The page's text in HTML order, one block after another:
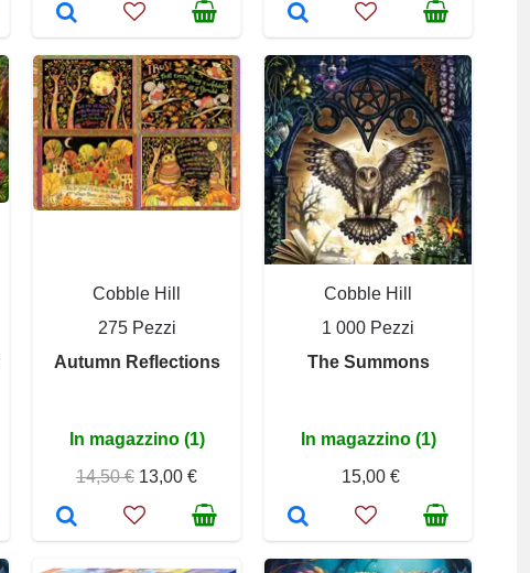
Cobble Hill
275 Pezzi
Autumn Reflections
In magazzino (1)
14,50 € 13,00 €
Cobble Hill
1 000 Pezzi
The Summons
In magazzino (1)
15,00 €